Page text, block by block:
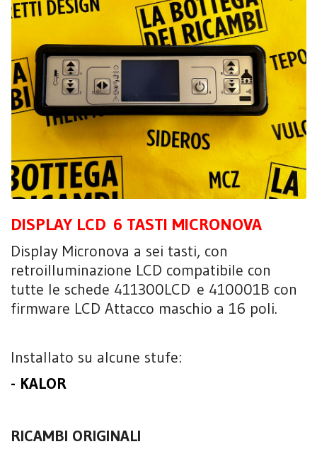
DISPLAY LCD 6 TASTI MICRONOVA
Display Micronova a sei tasti, con
retroilluminazione LCD compatibile con
tutte le schede 411300LCD e 410001B con
firmware LCD Attacco maschio a 16 poli.
Installato su alcune stufe:
- KALOR
RICAMBI ORIGINALI